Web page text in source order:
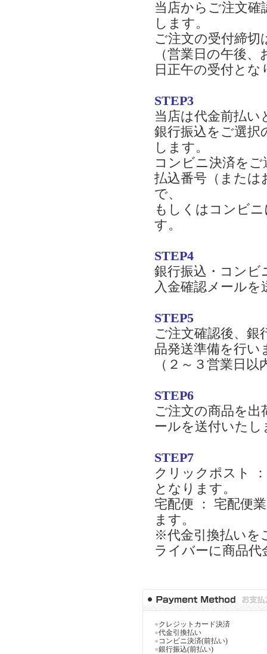
当店からご注文
します。
ご注文の受付締切
（営業日の午後
日正午の受付とな
STEP3
当店は代金前払い
銀行振込をご選択
します。
コンビニ決済をご
払込番号（または
で、
もしくはコンビ
す。
STEP4
銀行振込・コンビ
入金確認メール
STEP5
ご注文確認後、銀
品発送準備を行い
（２～３営業日
STEP6
ご注文の商品を出
ールを送付いたし
STEP7
クリックポスト
となります。
宅配便 ： 宅配便
ます。
※代金引換払いを
ライバーに商品
●クレジットカード決済
●代金引換払い
●コンビニ決済(前払い)
●銀行振込(前払い)